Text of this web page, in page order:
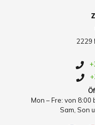
2229
Mon – Fre: von 8:00
Sam, Son